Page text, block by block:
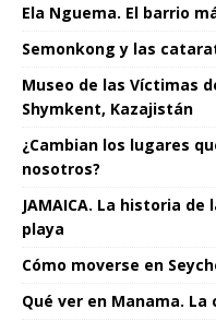
Ela Nguema. El barrio
Semonkong y las
Museo de las Víctimas
Shymkent, Kazajistán
¿Cambian los lugares
nosotros?
JAMAICA. La historia
playa
Cómo moverse en
Qué ver en Manama.